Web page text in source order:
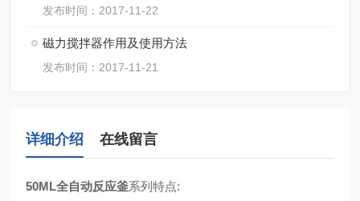
发布时间：2017-11-22
磁力搅拌器作用及使用方法
发布时间：2017-11-21
详细介绍 在线留言
50ML全自动反应釜系列特点: